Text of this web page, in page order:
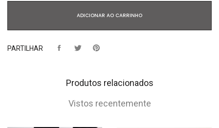
ADICIONAR AO CARRINHO
PARTILHAR
Produtos relacionados
Vistos recentemente